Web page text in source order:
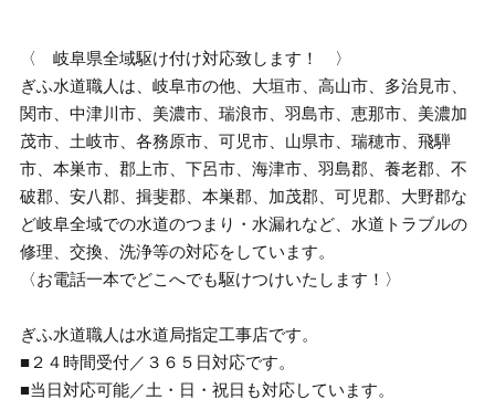
〈 岐阜県全域駆け付け対応致します！ 〉
ぎふ水道職人は、岐阜市の他、大垣市、高山市、多治見市、
関市、中津川市、美濃市、瑞浪市、羽島市、恵那市、美濃加
茂市、土岐市、各務原市、可児市、山県市、瑞穂市、飛騨
市、本巣市、郡上市、下呂市、海津市、羽島郡、養老郡、不
破郡、安八郡、揖斐郡、本巣郡、加茂郡、可児郡、大野郡な
ど岐阜全域での水道のつまり・水漏れなど、水道トラブルの
修理、交換、洗浄等の対応をしています。
〈お電話一本でどこへでも駆けつけいたします！〉
ぎふ水道職人は水道局指定工事店です。
■２４時間受付／３６５日対応です。
■当日対応可能／土・日・祝日も対応しています。